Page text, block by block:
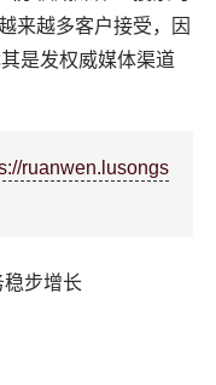
来越多客户接受，因
是发权威媒体渠道
ruanwen.lusongs
步增长